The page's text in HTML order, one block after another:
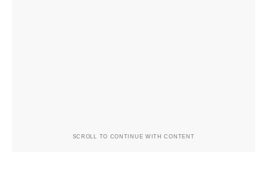
SCROLL TO CONTINUE WITH CONTENT